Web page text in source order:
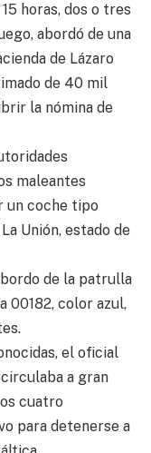
horas, dos o tres
abordó de una
de Lázaro
de 40 mil
la nómina de
maleantes
un coche tipo
Unión, estado de
de la patrulla
00182, color azul,
el oficial
a gran
cuatro
para detenerse a